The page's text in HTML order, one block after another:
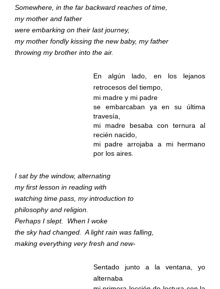
Somewhere, in the far backward reaches of time,
my mother and father
were embarking on their last journey,
my mother fondly kissing the new baby, my father
throwing my brother into the air.
En algún lado, en los lejanos
retrocesos del tiempo,
mi madre y mi padre
se embarcaban ya en su última
travesía,
mi madre besaba con ternura al
recién nacido,
mi padre arrojaba a mi hermano
por los aires.
I sat by the window, alternating
my first lesson in reading with
watching time pass, my introduction to
philosophy and religion.
Perhaps I slept.
When I woke
the sky had changed.
A light rain was falling,
making everything very fresh and new-
Sentado junto a la ventana, yo
alternaba